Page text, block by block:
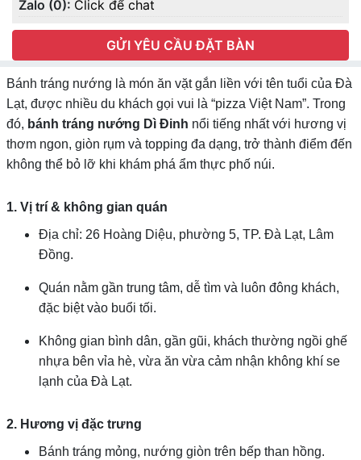
Zalo (0): Click để chat
GỬI YÊU CẦU ĐẶT BÀN
Bánh tráng nướng là món ăn vặt gắn liền với tên tuổi của Đà
Lạt, được nhiều du khách gọi vui là “pizza Việt Nam”. Trong
đó, bánh tráng nướng Dì Đinh nổi tiếng nhất với hương vị
thơm ngon, giòn rụm và topping đa dạng, trở thành điểm đến
không thể bỏ lỡ khi khám phá ẩm thực phố núi.
1. Vị trí & không gian quán
Địa chỉ: 26 Hoàng Diệu, phường 5, TP. Đà Lạt, Lâm
Đồng.
Quán nằm gần trung tâm, dễ tìm và luôn đông khách,
đặc biệt vào buổi tối.
Không gian bình dân, gần gũi, khách thường ngồi ghế
nhựa bên vỉa hè, vừa ăn vừa cảm nhận không khí se
lạnh của Đà Lạt.
2. Hương vị đặc trưng
Bánh tráng mỏng, nướng giòn trên bếp than hồng.